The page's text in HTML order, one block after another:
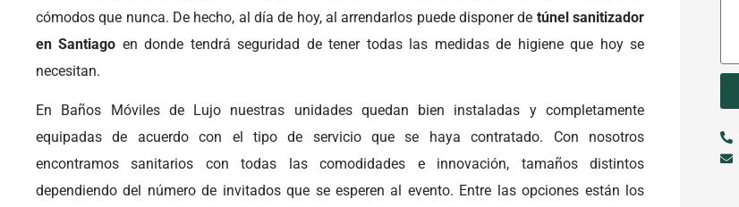
cómodos que nunca. De hecho, al día de hoy, al arrendarlos puede disponer de túnel sanitizador
en Santiago en donde tendrá seguridad de tener todas las medidas de higiene que hoy se
necesitan.
En Baños Móviles de Lujo nuestras unidades quedan bien instaladas y completamente
equipadas de acuerdo con el tipo de servicio que se haya contratado. Con nosotros
encontramos sanitarios con todas las comodidades e innovación, tamaños distintos
dependiendo del número de invitados que se esperen al evento. Entre las opciones están los